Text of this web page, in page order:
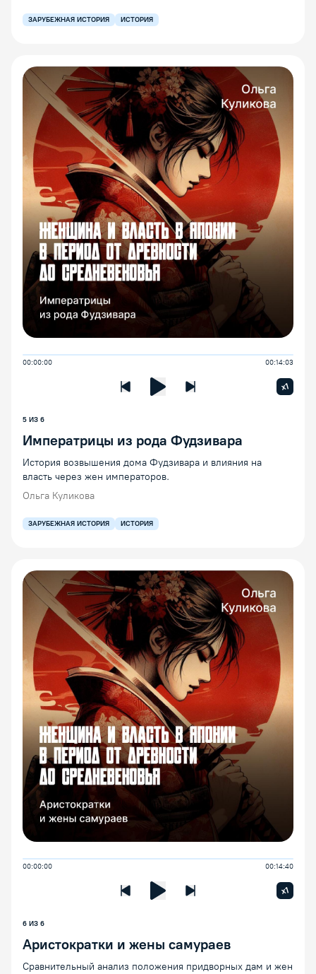
ЗАРУБЕЖНАЯ ИСТОРИЯ ИСТОРИЯ
00:00:00 00:14:03
Предыдущая лекцияСледующая лекция
x1
5 ИЗ 6
Императрицы из рода Фудзивара
История возвышения дома Фудзивара и влияния на
власть через жен императоров.
Ольга Куликова
ЗАРУБЕЖНАЯ ИСТОРИЯ ИСТОРИЯ
00:00:00 00:14:40
Предыдущая лекцияСледующая лекция
x1
6 ИЗ 6
Аристократки и жены самураев
Сравнительный анализ положения придворных дам и жен